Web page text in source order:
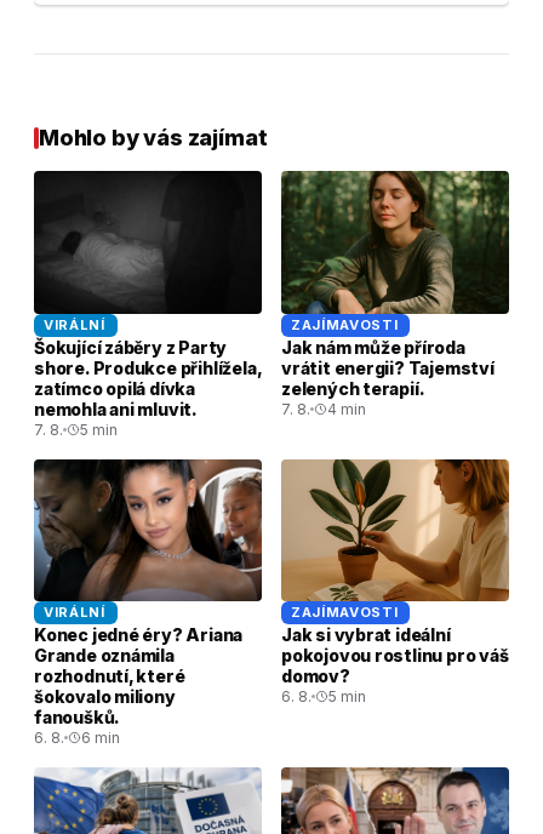
Mohlo by vás zajímat
VIRÁLNÍ
Šokující záběry z Party
shore. Produkce přihlížela,
zatímco opilá dívka
nemohla ani mluvit.
7. 8. 5 min
ZAJÍMAVOSTI
Jak nám může příroda
vrátit energii? Tajemství
zelených terapií.
7. 8. 4 min
VIRÁLNÍ
Konec jedné éry? Ariana
Grande oznámila
rozhodnutí, které
šokovalo miliony
fanoušků.
6. 8. 6 min
ZAJÍMAVOSTI
Jak si vybrat ideální
pokojovou rostlinu pro váš
domov?
6. 8. 5 min